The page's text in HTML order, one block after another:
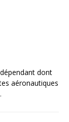
dont
aéronautiques